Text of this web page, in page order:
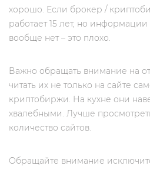
хорошо. Если брокер /
работает 15 лет, но
вообще нет – это плохо.
Важно обращать внимание на
читать их не только на сайте
криптобиржи. На кухне они
хвалебными. Лучше
количество сайтов.
Обращайте внимание